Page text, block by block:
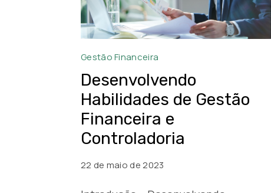
Gestão
e
Controladoria
Gestão Financeira
Desenvolvendo
Habilidades de Gestão
Financeira e
Controladoria
22 de maio de 2023